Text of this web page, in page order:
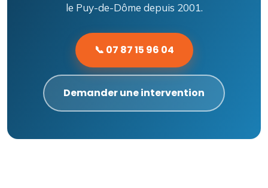
le Puy-de-Dôme depuis 2001.
📞 07 87 15 96 04
Demander une intervention